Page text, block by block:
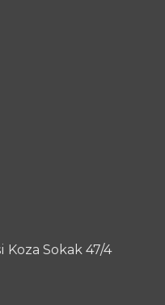
Koza Sokak 47/4